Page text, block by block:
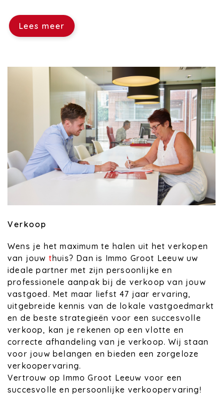
Lees meer
Verkoop
Wens je het maximum te halen uit het verkopen
van jouw thuis? Dan is Immo Groot Leeuw uw
ideale partner met zijn persoonlijke en
professionele aanpak bij de verkoop van jouw
vastgoed. Met maar liefst 47 jaar ervaring,
uitgebreide kennis van de lokale vastgoedmarkt
en de beste strategieën voor een succesvolle
verkoop, kan je rekenen op een vlotte en
correcte afhandeling van je verkoop. Wij staan
voor jouw belangen en bieden een zorgeloze
verkoopervaring.
Vertrouw op Immo Groot Leeuw voor een
succesvolle en persoonlijke verkoopervaring!